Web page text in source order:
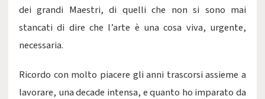
dei grandi Maestri, di quelli che non si sono mai
stancati di dire che l’arte è una cosa viva, urgente,
necessaria.
Ricordo con molto piacere gli anni trascorsi assieme a
lavorare, una decade intensa, e quanto ho imparato da